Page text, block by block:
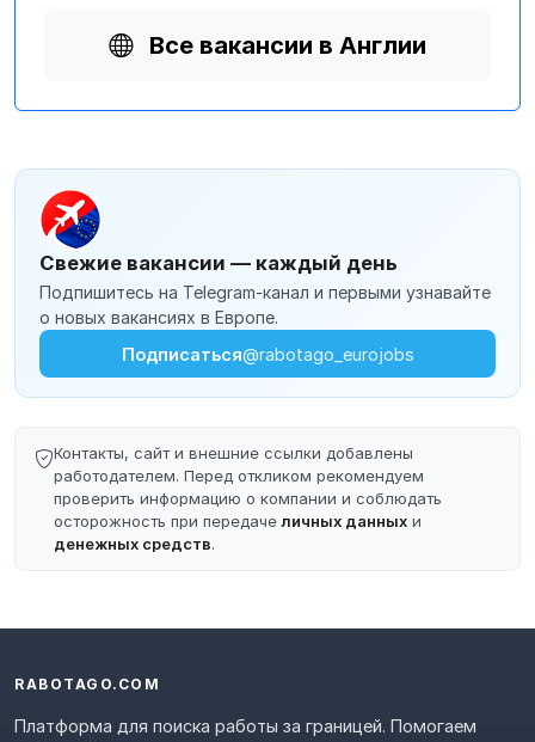
Все вакансии в Англии
Свежие вакансии — каждый день
Подпишитесь на Telegram-канал и первыми узнавайте
о новых вакансиях в Европе.
Подписаться@rabotago_eurojobs
Контакты, сайт и внешние ссылки добавлены
работодателем. Перед откликом рекомендуем
проверить информацию о компании и соблюдать
осторожность при передачеличных данных и
денежных средств.
RABOTAGO.COM
Платформа для поиска работы за границей. Помогаем